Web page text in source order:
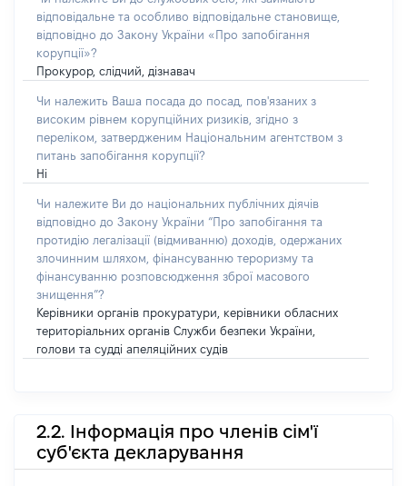
відповідальне та особливо відповідальне становище,
відповідно до Закону України «Про запобігання
корупції»?
Прокурор, слідчий, дізнавач
Чи належить Ваша посада до посад, пов'язаних з
високим рівнем корупційних ризиків, згідно з
переліком, затвердженим Національним агентством з
питань запобігання корупції?
Ні
Чи належите Ви до національних публічних діячів
відповідно до Закону України “Про запобігання та
протидію легалізації (відмиванню) доходів, одержаних
злочинним шляхом, фінансуванню тероризму та
фінансуванню розповсюдження зброї масового
знищення”?
Керівники органів прокуратури, керівники обласних
територіальних органів Служби безпеки України,
голови та судді апеляційних судів
2.2. Інформація про членів сім'ї
суб'єкта декларування